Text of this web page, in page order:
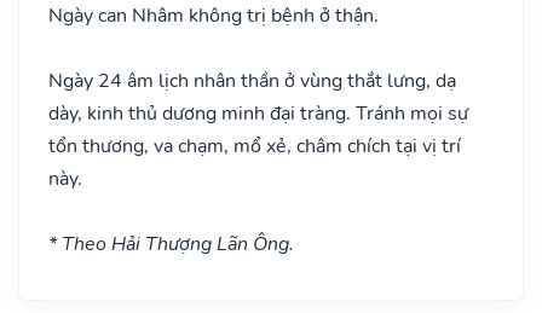
Ngày can Nhâm không trị bệnh ở thận.
Ngày 24 âm lịch nhân thần ở vùng thắt lưng, dạ
dày, kinh thủ dương minh đại tràng. Tránh mọi sự
tổn thương, va chạm, mổ xẻ, châm chích tại vị trí
này.
* Theo Hải Thượng Lãn Ông.